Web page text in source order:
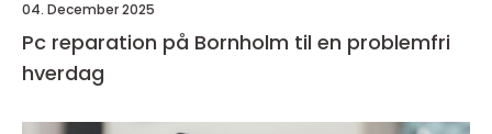
04. December 2025
Pc reparation på Bornholm til en problemfri
hverdag